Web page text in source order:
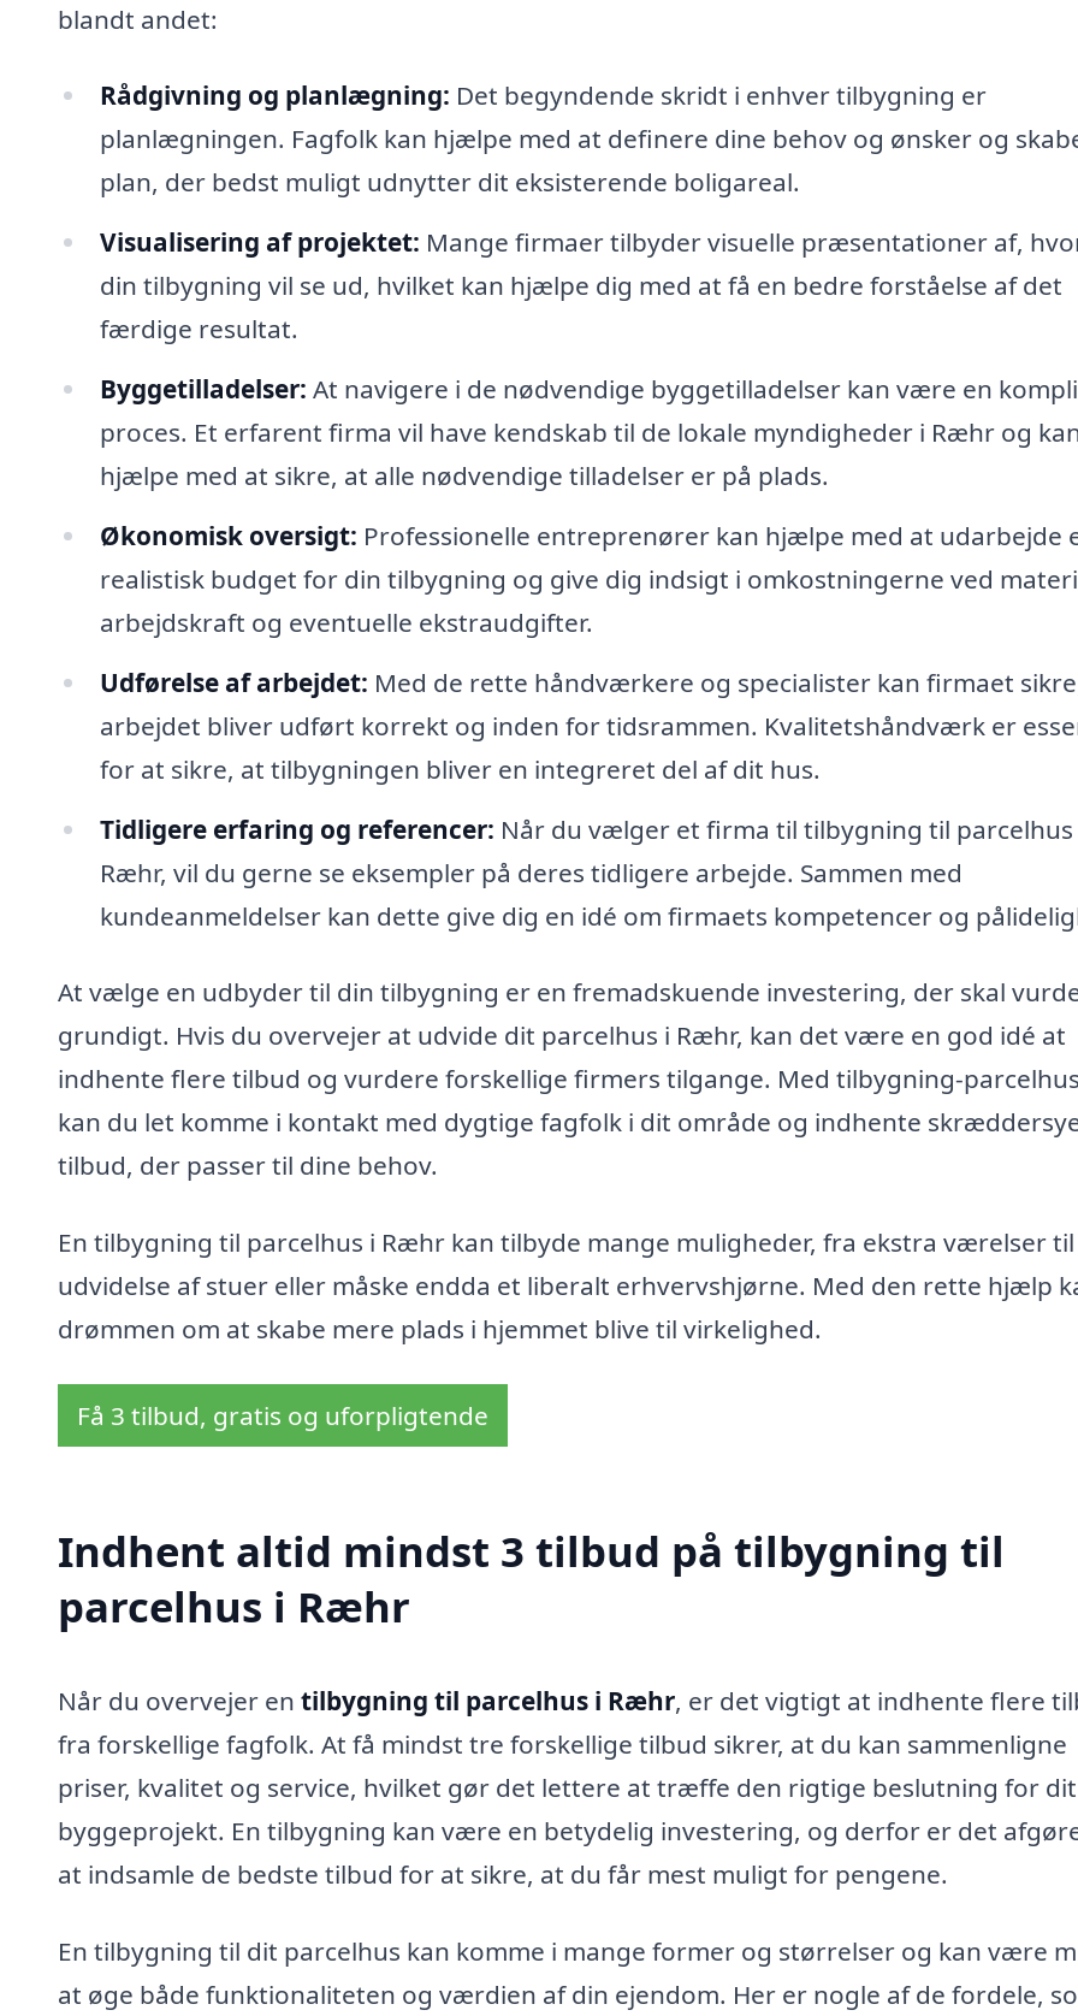
blandt andet:
Rådgivning og planlægning: Det begyndende skridt i enhver tilbygning er
planlægningen. Fagfolk kan hjælpe med at definere dine behov og ønsker og
plan, der bedst muligt udnytter dit eksisterende boligareal.
Visualisering af projektet: Mange firmaer tilbyder visuelle præsentationer af,
din tilbygning vil se ud, hvilket kan hjælpe dig med at få en bedre forståelse af det
færdige resultat.
Byggetilladelser: At navigere i de nødvendige byggetilladelser kan være en
proces. Et erfarent firma vil have kendskab til de lokale myndigheder i Ræhr og
hjælpe med at sikre, at alle nødvendige tilladelser er på plads.
Økonomisk oversigt: Professionelle entreprenører kan hjælpe med at udarbejde
realistisk budget for din tilbygning og give dig indsigt i omkostningerne ved
arbejdskraft og eventuelle ekstraudgifter.
Udførelse af arbejdet: Med de rette håndværkere og specialister kan firmaet
arbejdet bliver udført korrekt og inden for tidsrammen. Kvalitetshåndværk er
for at sikre, at tilbygningen bliver en integreret del af dit hus.
Tidligere erfaring og referencer: Når du vælger et firma til tilbygning til parcelhus
Ræhr, vil du gerne se eksempler på deres tidligere arbejde. Sammen med
kundeanmeldelser kan dette give dig en idé om firmaets kompetencer og
At vælge en udbyder til din tilbygning er en fremadskuende investering, der skal
grundigt. Hvis du overvejer at udvide dit parcelhus i Ræhr, kan det være en god idé at
indhente flere tilbud og vurdere forskellige firmers tilgange. Med tilbygning-
kan du let komme i kontakt med dygtige fagfolk i dit område og indhente
tilbud, der passer til dine behov.
En tilbygning til parcelhus i Ræhr kan tilbyde mange muligheder, fra ekstra værelser til
udvidelse af stuer eller måske endda et liberalt erhvervshjørne. Med den rette hjælp
drømmen om at skabe mere plads i hjemmet blive til virkelighed.
Få 3 tilbud, gratis og uforpligtende
Indhent altid mindst 3 tilbud på tilbygning til
parcelhus i Ræhr
Når du overvejer en tilbygning til parcelhus i Ræhr, er det vigtigt at indhente flere
fra forskellige fagfolk. At få mindst tre forskellige tilbud sikrer, at du kan sammenligne
priser, kvalitet og service, hvilket gør det lettere at træffe den rigtige beslutning for dit
byggeprojekt. En tilbygning kan være en betydelig investering, og derfor er det
at indsamle de bedste tilbud for at sikre, at du får mest muligt for pengene.
En tilbygning til dit parcelhus kan komme i mange former og størrelser og kan være
at øge både funktionaliteten og værdien af din ejendom. Her er nogle af de fordele,